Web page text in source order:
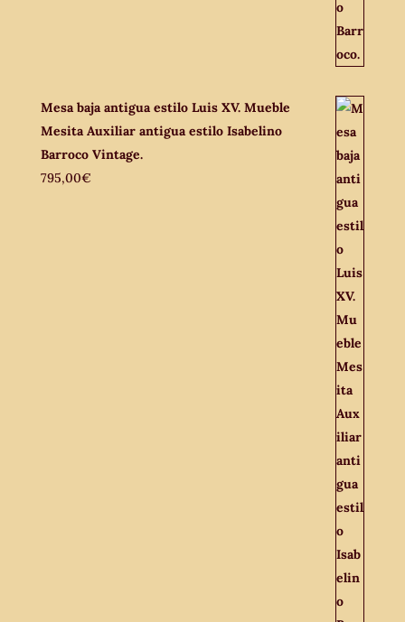
Mesa baja antigua estilo Luis XV. Mueble
Mesita Auxiliar antigua estilo Isabelino
Barroco Vintage.
795,00€